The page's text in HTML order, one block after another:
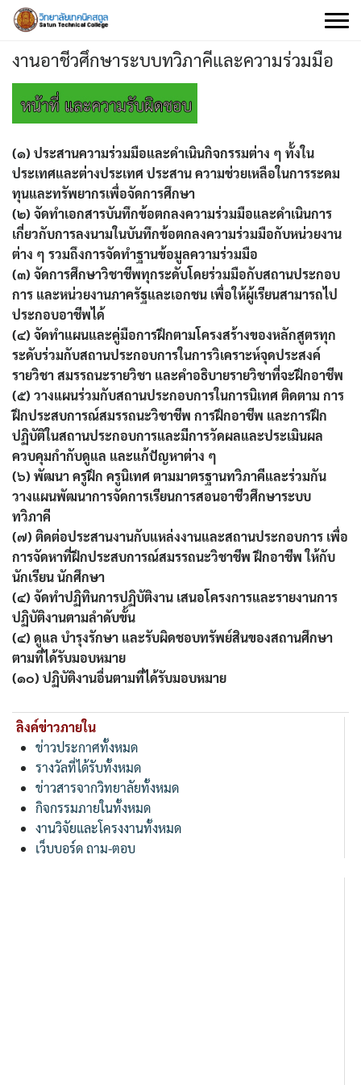
Skip
งานอาชีวศึกษาระบบทวิภาคีและความร่วมมือ
(๑) ประสานความร่วมมือและดำเนินกิจกรรมต่าง ๆ ทั้งใน
ประเทศและต่างประเทศ ประสาน ความช่วยเหลือในการระดม
ทุนและทรัพยากรเพื่อจัดการศึกษา
(๒) จัดทำเอกสารบันทึกข้อตกลงความร่วมมือและดำเนินการ
เกี่ยวกับการลงนามในบันทึกข้อตกลงความร่วมมือกับหน่วยงาน
ต่าง ๆ รวมถึงการจัดทำฐานข้อมูลความร่วมมือ
(๓) จัดการศึกษาวิชาชีพทุกระดับโดยร่วมมือกับสถานประกอบ
การ และหน่วยงานภาครัฐและเอกชน เพื่อให้ผู้เรียนสามารถไป
ประกอบอาชีพได้
(๔) จัดทำแผนและคู่มือการฝึกตามโครงสร้างของหลักสูตรทุก
ระดับร่วมกับสถานประกอบการในการวิเคราะห์จุดประสงค์
รายวิชา สมรรถนะรายวิชา และคำอธิบายรายวิชาที่จะฝึกอาชีพ
(๕) วางแผนร่วมกับสถานประกอบการในการนิเทศ ติดตาม การ
ฝึกประสบการณ์สมรรถนะวิชาชีพ การฝึกอาชีพ และการฝึก
ปฏิบัติในสถานประกอบการและมีการวัดผลและประเมินผล
ควบคุมกำกับดูแล และแก้ปัญหาต่าง ๆ
(๖) พัฒนา ครูฝึก ครูนิเทศ ตามมาตรฐานทวิภาคีและร่วมกัน
วางแผนพัฒนาการจัดการเรียนการสอนอาชีวศึกษาระบบ
ทวิภาคี
(๗) ติดต่อประสานงานกับแหล่งงานและสถานประกอบการ เพื่อ
การจัดหาที่ฝึกประสบการณ์สมรรถนะวิชาชีพ ฝึกอาชีพ ให้กับ
นักเรียน นักศึกษา
(๔) จัดทำปฏิทินการปฏิบัติงาน เสนอโครงการและรายงานการ
ปฏิบัติงานตามลำดับขั้น
(๔) ดูแล บำรุงรักษา และรับผิดชอบทรัพย์สินของสถานศึกษา
ตามที่ได้รับมอบหมาย
(๑๐) ปฏิบัติงานอื่นตามที่ได้รับมอบหมาย
ลิงค์ข่าวภายใน
ข่าวประกาศทั้งหมด
รางวัลที่ได้รับทั้งหมด
ข่าวสารจากวิทยาลัยทั้งหมด
กิจกรรมภายในทั้งหมด
งานวิจัยและโครงงานทั้งหมด
เว็บบอร์ด ถาม-ตอบ